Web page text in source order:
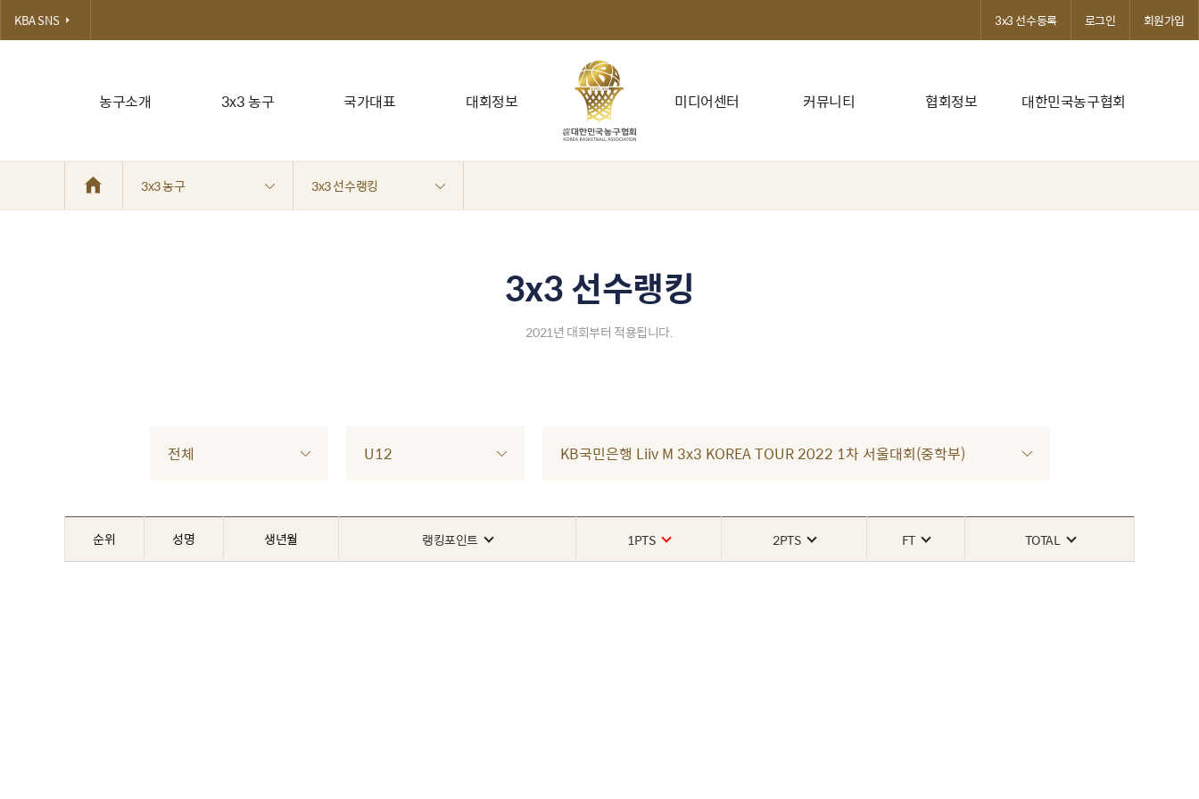
농구소개 3x3 농구 국가대표 대회정보 미디어센터 커뮤니티 협회정보 대한민국농구협회
KBA SNS 3x3 선수등록 로그인 회원가입
3x3 농구 3x3 선수랭킹
3x3 선수랭킹
2021년 대회부터 적용됩니다.
전체 U12 KB국민은행 Liiv M 3x3 KOREA TOUR 2022 1차 서울대회(중학부)
순위 성명 생년월 랭킹포인트 1PTS 2PTS FT TOTAL